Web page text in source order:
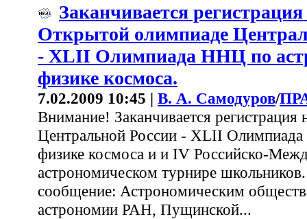
Заканчивается
Открытой олимпиаде
- XLII Олимпиада ННЦ по
физике космоса.
7.02.2009 10:45 | В. А. Самодуров/
Внимание! Заканчивается
Центральной России - XLII
физике космоса и и IV Российско-
астрономическом турнире
сообщение: Астрономическим
астрономии РАН, Пущинской...